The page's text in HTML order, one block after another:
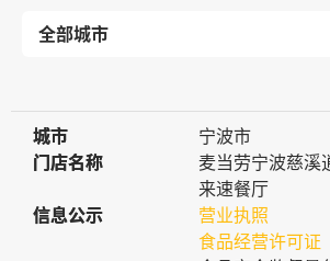
城市
城市
宁波市
门店名称
门店名称
麦当劳宁波慈溪
来速餐厅
信息公示
信息公示
营业执照
食品经营许可证